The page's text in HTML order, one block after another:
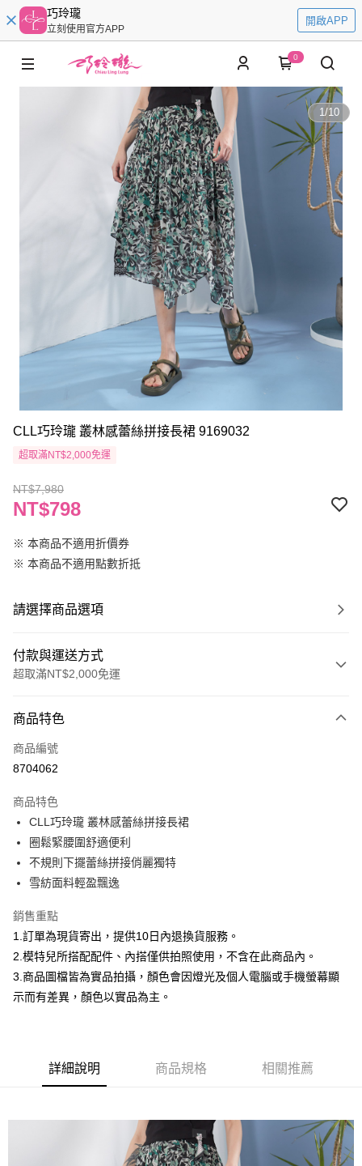
巧玲瓏
立刻使用官方APP
開啟APP
0
1/10
CLL巧玲瓏 叢林感蕾絲拼接長裙 9169032
超取滿NT$2,000免運
NT$7,980
NT$798
※ 本商品不適用折價券
※ 本商品不適用點數折抵
請選擇商品選項
付款與運送方式
超取滿NT$2,000免運
信用卡一次付款
信用卡分期付款
合作金庫商業銀行
華南商業銀行
上海商業儲蓄銀行
國泰世華商業銀行
臺灣中小企業銀行
聯邦商業銀行
元大商業銀行
永豐商業銀行
台新國際商業銀行
中國信託商業銀行
台灣樂天信用卡公司
超商取貨付款
LINE Pay
Apple Pay
悠遊付
Google Pay
大哥付你分期
2.付款方式選擇「大哥付你分期」，訂單成立後會自動跳轉到大哥付的交易
流程，驗證手機門號後，選擇欲分期的期數、繳款截止日，確認付款後即完
4.訂單成立30分鐘內，如未前往確認交易或遇審核未通過，訂單將自動取
消。如遇「轉專審核」未通過狀況，表示未達大哥付你分期系統評分，恕無
相關說明
【關於「AFTEE先享後付」】
１．簡單：不需註冊會員、不需綁卡、不需儲值。
２．便利：只要手機號碼，簡訊認證，即可結帳。
３．安心：先確認商品／服務後，再付款。
商品特色
商品編號
8704062
商品特色
CLL巧玲瓏 叢林感蕾絲拼接長裙
圈鬆緊腰圍舒適便利
不規則下擺蕾絲拼接俏麗獨特
雪紡面料輕盈飄逸
銷售重點
1.訂單為現貨寄出，提供10日內退換貨服務。
2.模特兒所搭配配件、內搭僅供拍照使用，不含在此商品內。
3.商品圖檔皆為實品拍攝，顏色會因燈光及個人電腦或手機螢幕顯
示而有差異，顏色以實品為主。
詳細說明 商品規格 相關推薦